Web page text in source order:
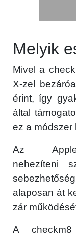
Melyik
Mivel a
X-zel
érint, így
által
ez a módszer
Az
nehezíteni
alaposan át
zár
A